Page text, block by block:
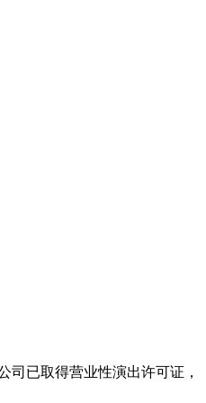
已取得营业性演出许可证，